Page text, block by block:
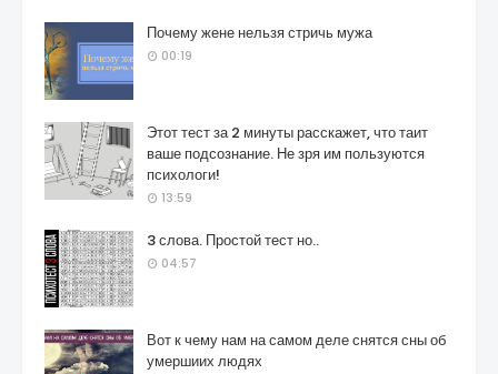
Почему жене нельзя стричь мужа
00:19
Этот тест за 2 минуты расскажет, что таит
ваше подсознание. Не зря им пользуются
психологи!
13:59
3 слова. Простой тест но..
04:57
Вот к чему нам на самом деле снятся сны об
умершиих людях